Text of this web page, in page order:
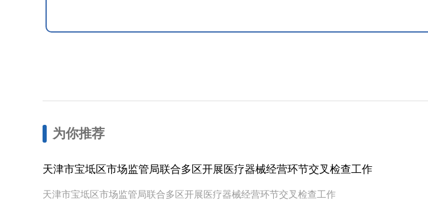
为你推荐
天津市宝坻区市场监管局联合多区开展医疗器械经营环节交叉检查工作
天津市宝坻区市场监管局联合多区开展医疗器械经营环节交叉检查工作